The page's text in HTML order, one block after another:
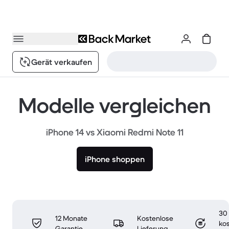
Gerät verkaufen
Modelle vergleichen
iPhone 14 vs Xiaomi Redmi Note 11
iPhone shoppen
12 Monate
Kostenlose
30